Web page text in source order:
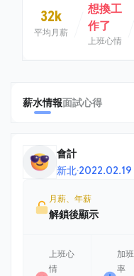
32k
平均月薪
想換工
作了
上班心情
薪水情報面試心得
會計
新北·2022.02.19
月薪、年薪
解鎖後顯示
上班心
情
加
率